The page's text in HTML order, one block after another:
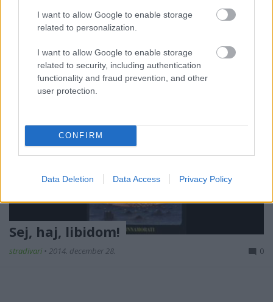
I want to allow Google to enable storage
related to personalization.
I want to allow Google to enable storage
related to security, including authentication
functionality and fraud prevention, and other
user protection.
CONFIRM
Data Deletion Data Access Privacy Policy
törvény 2010 előtt, ami alapján ...
Sej, haj, libidom!
stradivari • 2014. december 28. 0